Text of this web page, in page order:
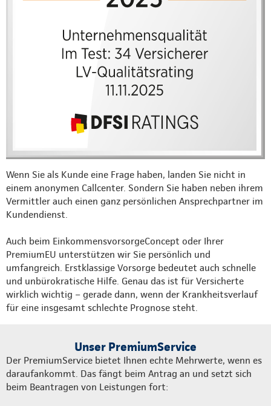
Wenn Sie als Kunde eine Frage haben, landen Sie nicht in
einem anonymen Callcenter. Sondern Sie haben neben ihrem
Vermittler auch einen ganz persönlichen Ansprechpartner im
Kundendienst.
Auch beim EinkommensvorsorgeConcept oder Ihrer
PremiumEU unterstützen wir Sie persönlich und
umfangreich. Erstklassige Vorsorge bedeutet auch schnelle
und unbürokratische Hilfe. Genau das ist für Versicherte
wirklich wichtig – gerade dann, wenn der Krankheitsverlauf
für eine insgesamt schlechte Prognose steht.
Unser PremiumService
Der PremiumService bietet Ihnen echte Mehrwerte, wenn es
daraufankommt. Das fängt beim Antrag an und setzt sich
beim Beantragen von Leistungen fort: